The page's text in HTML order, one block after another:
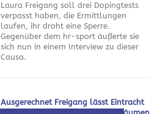
Laura Freigang soll drei Dopingtests
verpasst haben, die Ermittlungen
laufen, ihr droht eine Sperre.
Gegenüber dem hr-sport äußerte sie
sich nun in einem Interview zu dieser
Causa.
Ausgerechnet Freigang lässt Eintracht